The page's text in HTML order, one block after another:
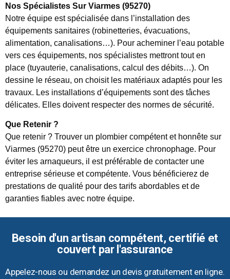
Nos Spécialistes Sur Viarmes (95270)
Notre équipe est spécialisée dans l’installation des
équipements sanitaires (robinetteries, évacuations,
alimentation, canalisations…). Pour acheminer l’eau potable
vers ces équipements, nos spécialistes mettront tout en
place (tuyauterie, canalisations, calcul des débits…). On
dessine le réseau, on choisit les matériaux adaptés pour les
travaux. Les installations d’équipements sont des tâches
délicates. Elles doivent respecter des normes de sécurité.
Que Retenir ?
Que retenir ? Trouver un plombier compétent et honnête sur
Viarmes (95270) peut être un exercice chronophage. Pour
éviter les arnaqueurs, il est préférable de contacter une
entreprise sérieuse et compétente. Vous bénéficierez de
prestations de qualité pour des tarifs abordables et de
garanties fiables avec notre équipe.
Besoin d'un artisan compétent, certifié et
couvert par l'assurance
Appelez-nous ou demandez un devis gratuitement en ligne.